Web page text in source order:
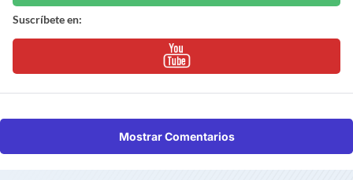
Suscríbete en:
Mostrar Comentarios